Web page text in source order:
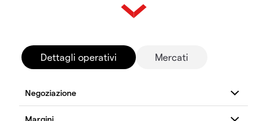
Dettagli operativi Mercati